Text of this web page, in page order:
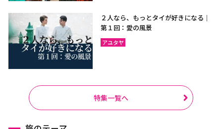
チャアム（ペッチャブリ
ー）
アーントーン
チャイナート
ロッブリー
ラーチャブリー
サムットサーコーン
サラブリー
シンブリー
２人なら、もっとタイが好きになる｜
第１回：愛の風景
アユタヤ
特集一覧へ